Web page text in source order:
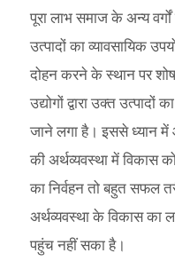
पूरा लाभ समाज के अन्य
उत्पादों का व्यावसायिक
दोहन करने के स्थान पर
उद्योगों द्वारा उक्त
जाने लगा है। इससे ध्यान में
की अर्थव्यवस्था में विकास
का निर्वहन तो बहुत सफल
अर्थव्यवस्था के विकास का
पहुंच नहीं सका है।